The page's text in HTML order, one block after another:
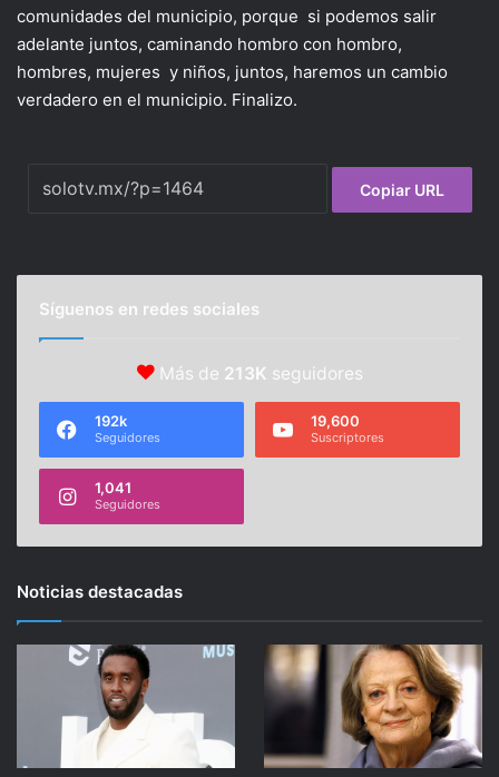
comunidades del municipio, porque si podemos salir
adelante juntos, caminando hombro con hombro,
hombres, mujeres y niños, juntos, haremos un cambio
verdadero en el municipio. Finalizo.
Copiar URL
Síguenos en redes sociales
Más de 213K seguidores
192k
Seguidores
19,600
Suscriptores
1,041
Seguidores
Noticias destacadas